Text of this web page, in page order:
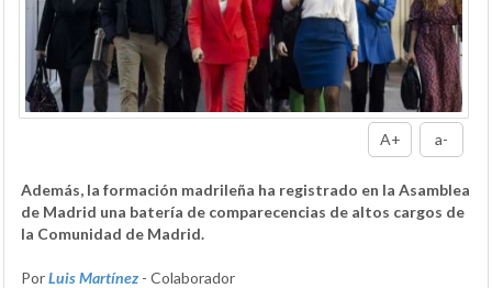
A+ a-
Además, la formación madrileña ha registrado en la Asamblea
de Madrid una batería de comparecencias de altos cargos de
la Comunidad de Madrid.
PorLuis Martínez - Colaborador